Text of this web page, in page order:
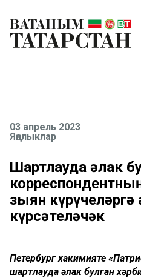
03 апрель 2023
Яңалыклар
Шартлауда һәлак
зыян
күрсәтеләчәк
Петербург хакимияте
шартлауда һәлак булган